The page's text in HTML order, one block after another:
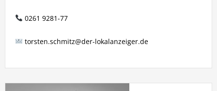
0261 9281-77
torsten.schmitz@der-lokalanzeiger.de